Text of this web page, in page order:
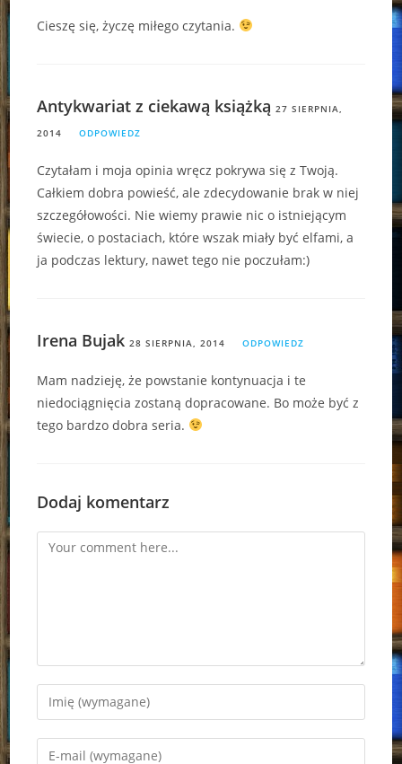
Cieszę się, życzę miłego czytania.
Antykwariat z ciekawą książką 27 SIERPNIA,
2014
ODPOWIEDZ
Czytałam i moja opinia wręcz pokrywa się z Twoją.
Całkiem dobra powieść, ale zdecydowanie brak w niej
szczegółowości. Nie wiemy prawie nic o istniejącym
świecie, o postaciach, które wszak miały być elfami, a
ja podczas lektury, nawet tego nie poczułam:)
Irena Bujak 28 SIERPNIA, 2014 ODPOWIEDZ
Mam nadzieję, że powstanie kontynuacja i te
niedociągnięcia zostaną dopracowane. Bo może być z
tego bardzo dobra seria.
Dodaj komentarz
Comment
Enter
your
name
Enter